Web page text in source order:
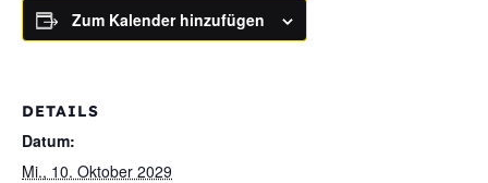
Zum Kalender hinzufügen
DETAILS
Datum:
Mi., 10. Oktober 2029